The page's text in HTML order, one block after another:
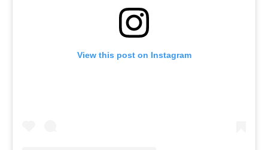
View this post on Instagram